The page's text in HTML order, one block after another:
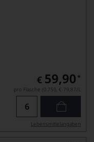
€ 59,90 *
pro Flasche (0.75l), € 79,87/L
Lebensmittel­angaben